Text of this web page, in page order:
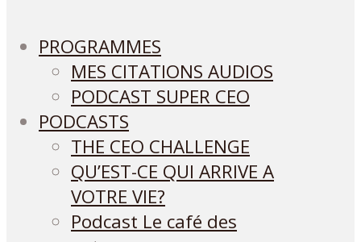
PROGRAMMES
MES CITATIONS AUDIOS
PODCAST SUPER CEO
PODCASTS
THE CEO CHALLENGE
QU’EST-CE QUI ARRIVE A
VOTRE VIE?
Podcast Le café des